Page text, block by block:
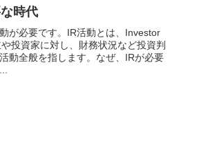
時代
が必要です。IR活動とは、Investor
投資家に対し、財務状況など投資判
動全般を指します。なぜ、IRが必要